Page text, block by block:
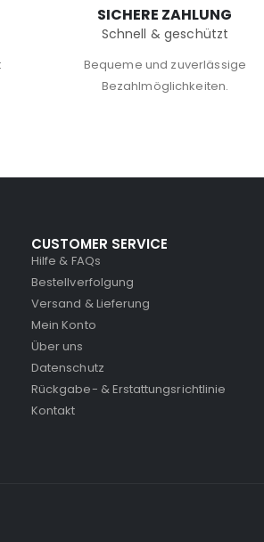
SICHERE ZAHLUNG
Schnell & geschützt
Bequeme und zuverlässige
Bezahlmöglichkeiten.
CUSTOMER SERVICE
Hilfe & FAQs
Bestellverfolgung
Versand & Lieferung
Mein Konto
Über uns
Datenschutz
Rückgabe- & Erstattungsrichtlinie
Kontakt